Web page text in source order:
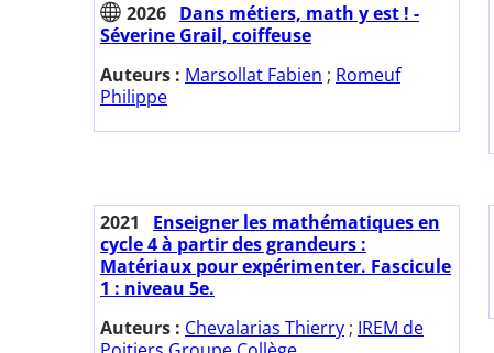
2026 Dans métiers, math y est ! -
Séverine Grail, coiffeuse
Auteurs : Marsollat Fabien ; Romeuf
Philippe
2021
Enseigner les mathématiques en
cycle 4 à partir des grandeurs :
Matériaux pour expérimenter. Fascicule
1 : niveau 5e.
Auteurs : Chevalarias Thierry ; IREM de